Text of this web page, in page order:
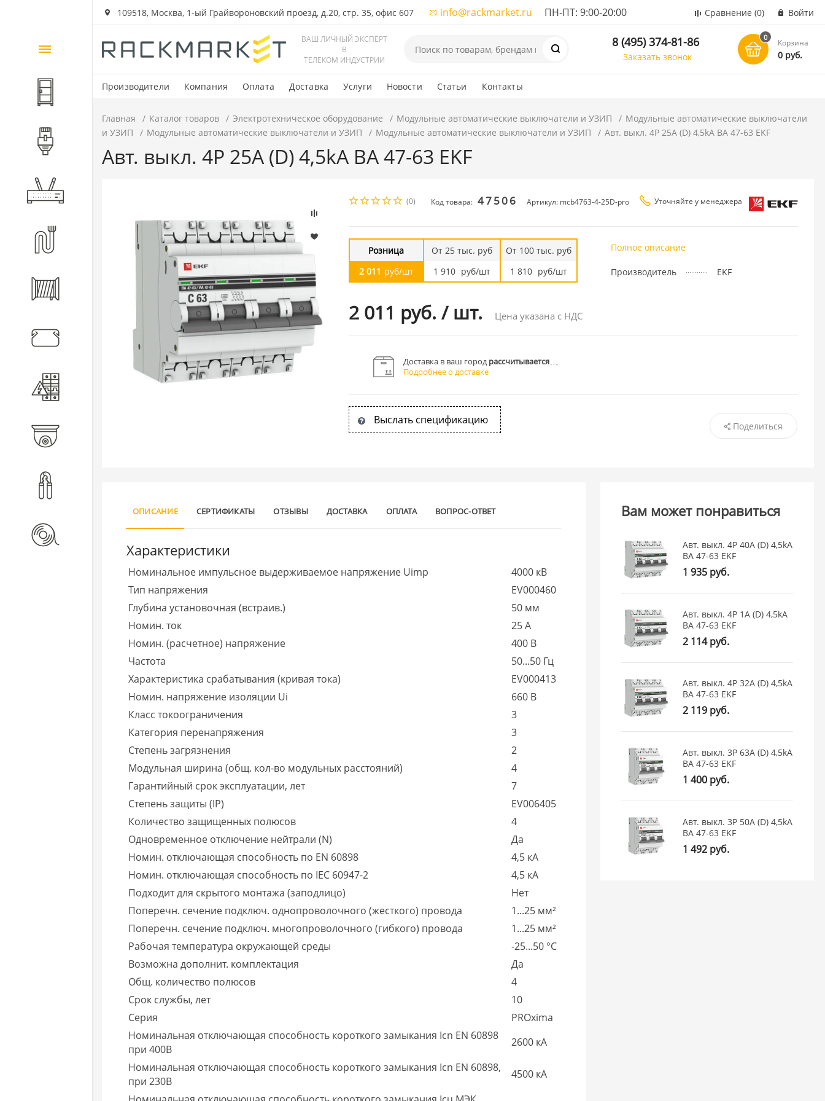
109518, Москва, 1-ый Грайвороновский проезд, д.20, стр. 35, офис 607 info@rackmarket.ru ПН-ПТ: 9:00-20:00 Сравнение (0) Войти
ВАШ ЛИЧНЫЙ ЭКСПЕРТ
В
ТЕЛЕКОМ ИНДУСТРИИ
8 (495) 374-81-86
Заказать звонок
0
Корзина
0 руб.
Производители Компания Оплата Доставка Услуги Новости Статьи Контакты
Каталог
товаров
Шкафы и стойки
Волоконно-оптические
Кабеленесущие системы
Электротехническое
Главная Каталог товаров Электротехническое оборудование Модульные автоматические выключатели и УЗИП
Модульные автоматические выключатели
и УЗИП
Модульные автоматические выключатели и УЗИП Модульные автоматические выключатели и УЗИП Авт. выкл. 4P 25А (D) 4,5kA ВА 47-63 EKF
Авт. выкл. 4P 25А (D) 4,5kA ВА 47-63 EKF
(0) Код товара: 47506 Артикул: mcb4763-4-25D-pro Уточняйте у менеджера
Розница
2 011 руб/шт
От 25 тыс. руб
1 910 руб/шт
От 100 тыс. руб
1 810 руб/шт
2 011 руб. / шт. Цена указана с НДС
Полное описание
Производитель EKF
Доставка в ваш городрассчитывается
Подробнее о доставке
Выслать спецификацию Поделиться
ОПИСАНИЕ СЕРТИФИКАТЫ ОТЗЫВЫ ДОСТАВКА ОПЛАТА ВОПРОС-ОТВЕТ
Характеристики
Номинальное импульсное выдерживаемое напряжение Uimp
4000 кВ
Тип напряжения
EV000460
Глубина установочная (встраив.)
50 мм
Номин. ток
25 А
Номин. (расчетное) напряжение
400 В
Частота
50...50 Гц
Характеристика срабатывания (кривая тока)
EV000413
Номин. напряжение изоляции Ui
660 В
Класс токоограничения
3
Категория перенапряжения
3
Степень загрязнения
2
Модульная ширина (общ. кол-во модульных расстояний)
4
Гарантийный срок эксплуатации, лет
7
Степень защиты (IP)
EV006405
Количество защищенных полюсов
4
Одновременное отключение нейтрали (N)
Да
Номин. отключающая способность по EN 60898
4,5 кА
Номин. отключающая способность по IEC 60947-2
4,5 кА
Подходит для скрытого монтажа (заподлицо)
Нет
Поперечн. сечение подключ. однопроволочного (жесткого) провода
1...25 мм²
Поперечн. сечение подключ. многопроволочного (гибкого) провода
1...25 мм²
Рабочая температура окружающей среды
-25...50 °C
Возможна дополнит. комплектация
Да
Общ. количество полюсов
4
Срок службы, лет
10
Серия
PROxima
Номинальная отключающая способность короткого замыкания Icn EN 60898
при 400В
2600 кА
Номинальная отключающая способность короткого замыкания Icn EN 60898,
при 230В
4500 кА
Вам может понравиться
Авт. выкл. 4P 40А (D) 4,5kA
ВА 47-63 EKF
1 935 руб.
Авт. выкл. 4P 1А (D) 4,5kA
ВА 47-63 EKF
2 114 руб.
Авт. выкл. 4P 32А (D) 4,5kA
ВА 47-63 EKF
2 119 руб.
Авт. выкл. 3P 63А (D) 4,5kA
ВА 47-63 EKF
1 400 руб.
Авт. выкл. 3P 50А (D) 4,5kA
ВА 47-63 EKF
1 492 руб.